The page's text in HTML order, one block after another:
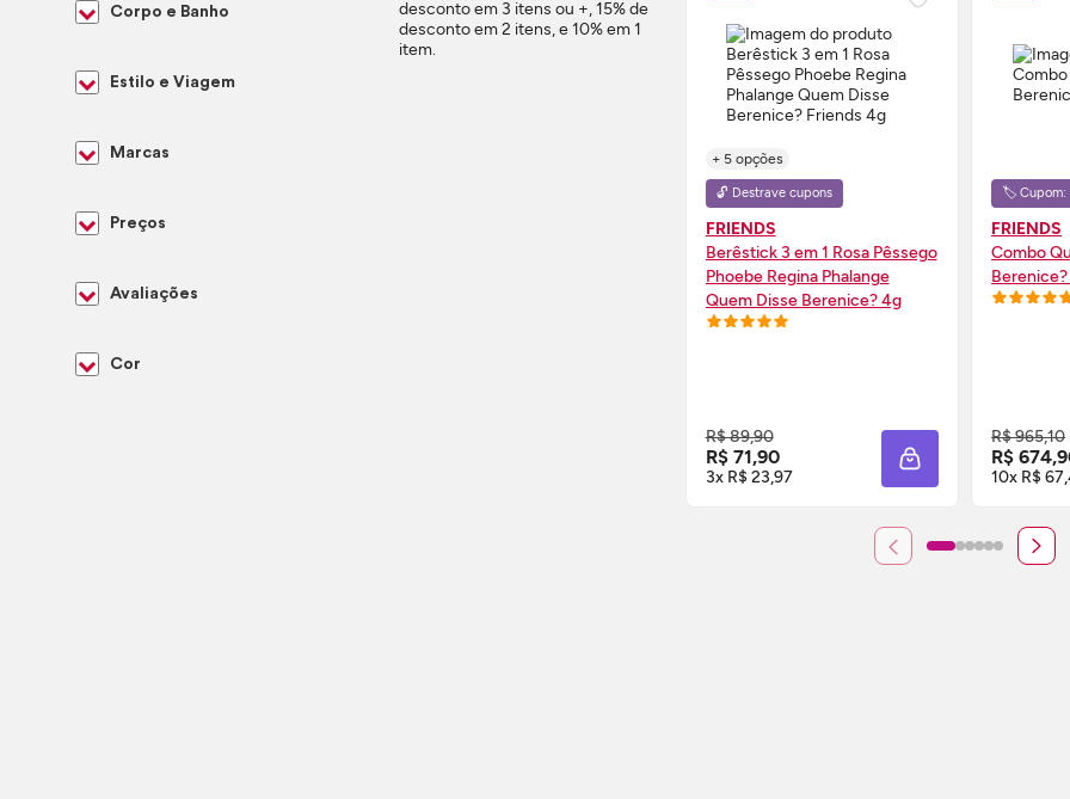
+ 5 opções
🔓 Destrave cupons
FRIENDS
Berêstick 3 em 1 Rosa Pêssego
Phoebe Regina Phalange
Quem Disse Berenice? 4g
R$ 89,90
R$ 71,90
3x R$ 23,97
COMPRE AGORA ❯
ADICIONAR À
🏷️ Cupom:
FRIENDS
Combo
R$ 965,10
R$
10x R$
Corpo e Banho
Estilo e Viagem
Marcas
Preços
Avaliações
Cor